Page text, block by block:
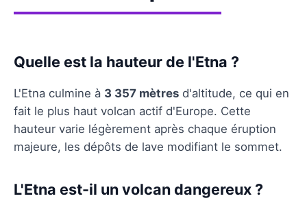
Quelle est la hauteur de l'Etna ?
L'Etna culmine à 3 357 mètres d'altitude, ce qui en
fait le plus haut volcan actif d'Europe. Cette
hauteur varie légèrement après chaque éruption
majeure, les dépôts de lave modifiant le sommet.
L'Etna est-il un volcan dangereux ?